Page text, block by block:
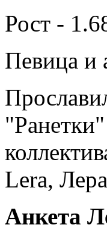
Рост -
Певица и
Lera,
Анкета